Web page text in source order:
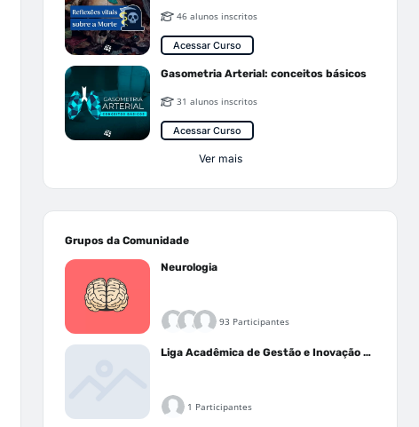
46 alunos inscritos
Acessar Curso
Gasometria Arterial: conceitos básicos
31 alunos inscritos
Acessar Curso
Ver mais
Grupos da Comunidade
Neurologia
93 Participantes
Liga Acadêmica de Gestão e Inovação Médica - LAGIM
1 Participantes